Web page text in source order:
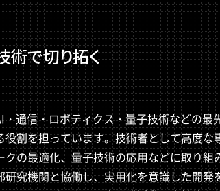
術で切り拓く
・通信・ロボティクス・量子技術などの
役割を担っています。技術者として高度
クの最適化、量子技術の応用などに取り
研究機関と協働し、実用化を意識した開